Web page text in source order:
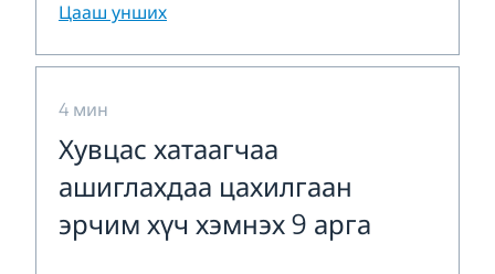
Цааш унших
4 мин
Хувцас хатаагчаа
ашиглахдаа цахилгаан
эрчим хүч хэмнэх 9 арга